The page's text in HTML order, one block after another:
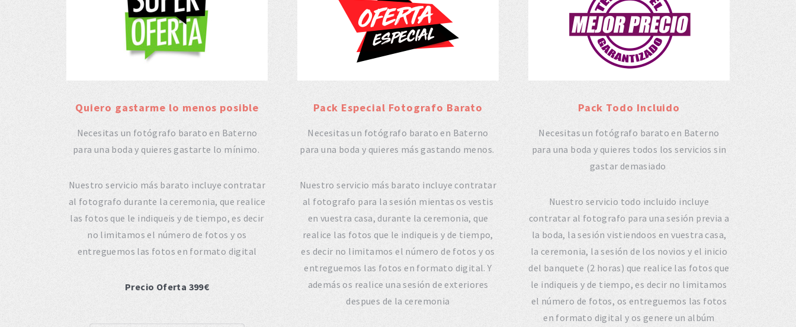
Quiero gastarme lo menos posible
Necesitas un fotógrafo barato en Baterno
para una boda y quieres gastarte lo mínimo.
Nuestro servicio más barato incluye contratar
al fotografo durante la ceremonia, que realice
las fotos que le indiqueis y de tiempo, es decir
no limitamos el número de fotos y os
entreguemos las fotos en formato digital
Precio Oferta 399€
Pack Especial Fotografo Barato
Necesitas un fotógrafo barato en Baterno
para una boda y quieres más gastando menos.
Nuestro servicio más barato incluye contratar
al fotografo para la sesión mientas os vestis
en vuestra casa, durante la ceremonia, que
realice las fotos que le indiqueis y de tiempo,
es decir no limitamos el número de fotos y os
entreguemos las fotos en formato digital. Y
además os realice una sesión de exteriores
despues de la ceremonia
Pack Todo Incluido
Necesitas un fotógrafo barato en Baterno
para una boda y quieres todos los servicios sin
gastar demasiado
Nuestro servicio todo incluido incluye
contratar al fotografo para una sesión previa a
la boda, la sesión vistiendoos en vuestra casa,
la ceremonia, la sesión de los novios y el inicio
del banquete (2 horas) que realice las fotos que
le indiqueis y de tiempo, es decir no limitamos
el número de fotos, os entreguemos las fotos
en formato digital y os genere un albúm